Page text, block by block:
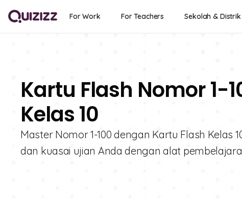
For Work For Teachers Sekolah & Distrik
Kartu Flash Nomor 1-
Kelas 10
Master Nomor 1-100 dengan Kartu Flash
dan kuasai ujian Anda dengan alat